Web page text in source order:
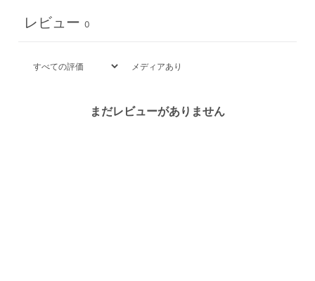
レビュー 0
メディアあり
まだレビューがありません